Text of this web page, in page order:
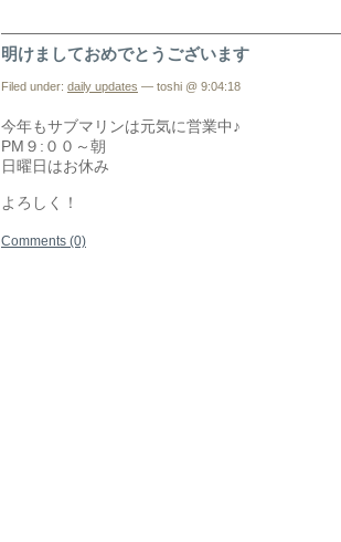
明けましておめでとうございます
Filed under: daily updates — toshi @ 9:04:18
今年もサブマリンは元気に営業中♪
PM９:００～朝
日曜日はお休み
よろしく！
Comments (0)